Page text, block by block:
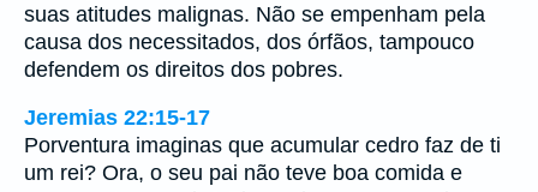
suas atitudes malignas. Não se empenham pela
causa dos necessitados, dos órfãos, tampouco
defendem os direitos dos pobres.
Jeremias 22:15-17
Porventura imaginas que acumular cedro faz de ti
um rei? Ora, o seu pai não teve boa comida e